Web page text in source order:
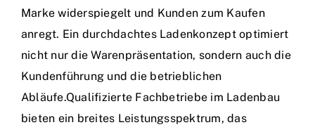
Marke widerspiegelt und Kunden zum Kaufen
anregt. Ein durchdachtes Ladenkonzept optimiert
nicht nur die Warenpräsentation, sondern auch die
Kundenführung und die betrieblichen
Abläufe.Qualifizierte Fachbetriebe im Ladenbau
bieten ein breites Leistungsspektrum, das